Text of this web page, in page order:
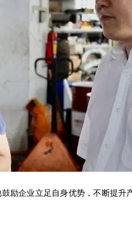
企业立足自身优势，不断提升